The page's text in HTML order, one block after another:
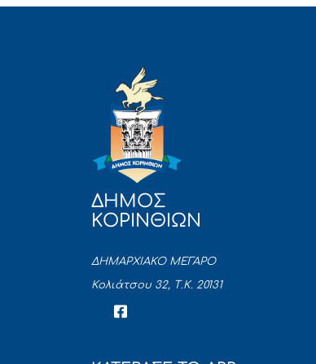
ΔΗΜΟΣ
ΚΟΡΙΝΘΙΩΝ
ΔΗΜΑΡΧΙΑΚΟ ΜΕΓΑΡΟ
Κολιάτσου 32, Τ.Κ. 20131